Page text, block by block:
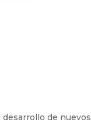
de nuevos